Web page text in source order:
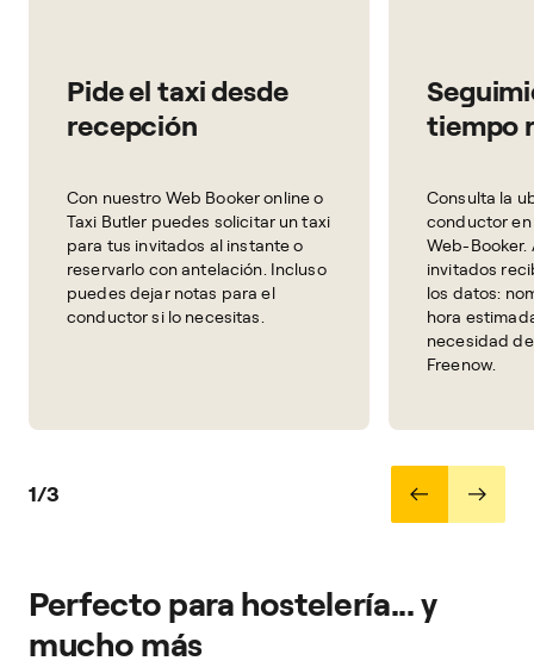
Pide el taxi desde
recepción
Con nuestro Web Booker online o
Taxi Butler puedes solicitar un taxi
para tus invitados al instante o
reservarlo con antelación. Incluso
puedes dejar notas para el
conductor si lo necesitas.
tiempo
Consulta la
conductor
Web-Booker.
invitados
los datos:
hora
necesidad
Freenow.
1/3
Perfecto para hostelería... y
mucho más